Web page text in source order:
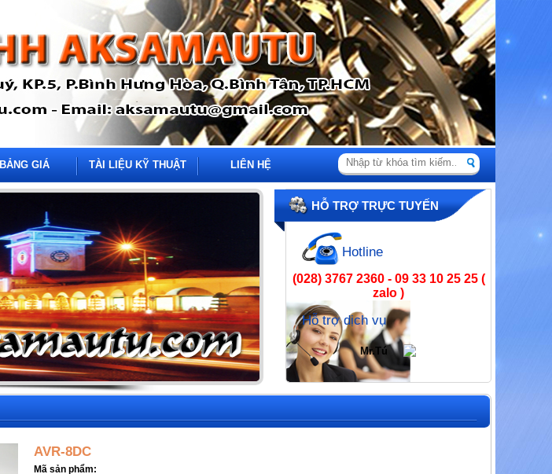
BẢNG GIÁ TÀI LIỆU KỸ THUẬT LIÊN HỆ
HỖ TRỢ TRỰC TUYẾN
Hotline
(028) 3767 2360 - 09 33 10 25 25 (
zalo )
Hỗ trợ dịch vụ
Mr.Tú
AVR-8DC
Mã sản phẩm: